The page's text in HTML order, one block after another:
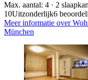
Max. aantal: 4 · 2
10Uitzonderlijk6
Meer informatie over
München